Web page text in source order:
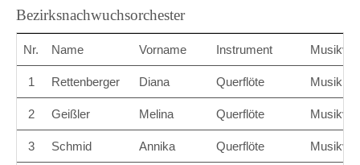
Bezirksnachwuchsorchester
Nr. Name Vorname Instrument
1 Rettenberger Diana Querflöte
2 Geißler Melina Querflöte
3 Schmid Annika Querflöte